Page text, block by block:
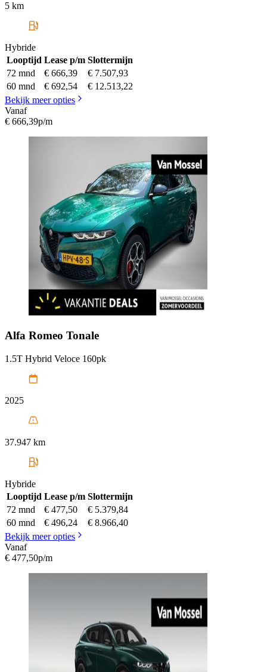
5 km
Hybride
Looptijd Lease p/m Slottermijn
72 mnd
€ 666,39
€ 7.507,93
60 mnd
€ 692,54
€ 12.513,22
Bekijk meer opties
Vanaf
€ 666,39p/m
Alfa Romeo Tonale
1.5T Hybrid Veloce 160pk
2025
37.947 km
Hybride
Looptijd Lease p/m Slottermijn
72 mnd
€ 477,50
€ 5.379,84
60 mnd
€ 496,24
€ 8.966,40
Bekijk meer opties
Vanaf
€ 477,50p/m